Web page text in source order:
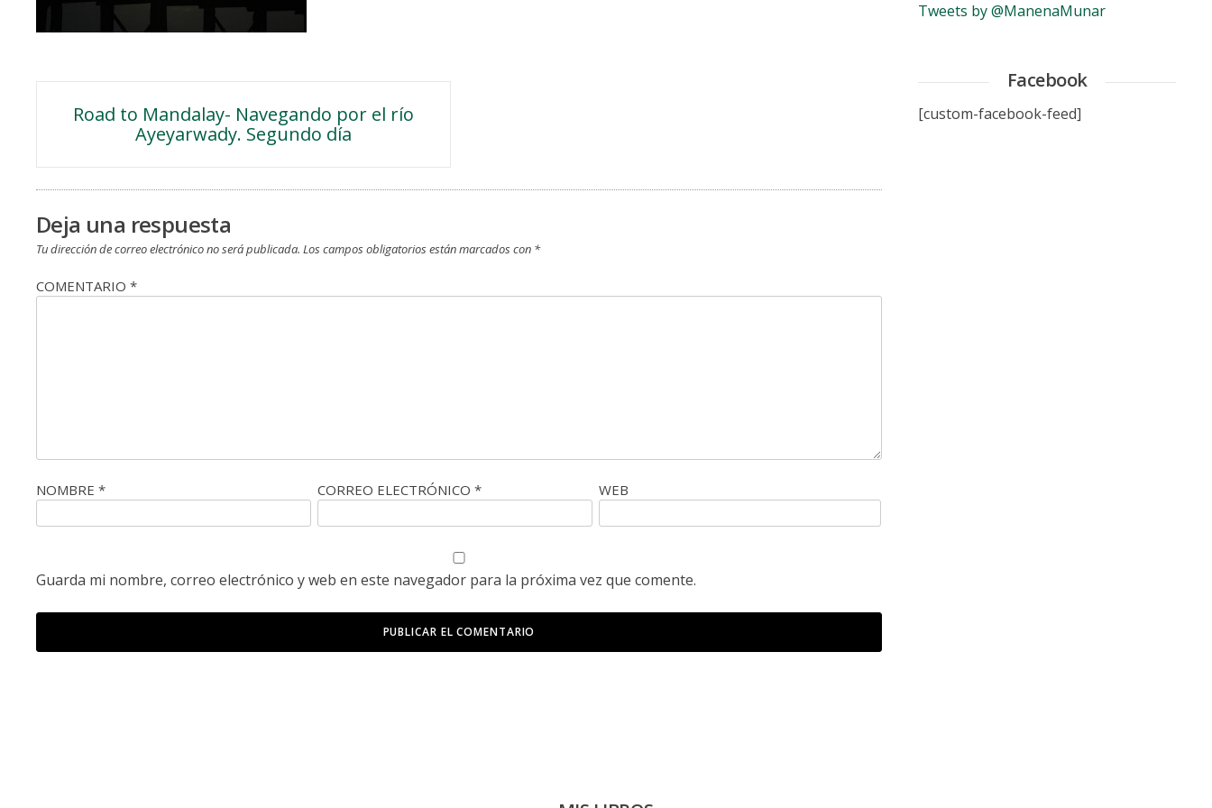
Navegación
entradas
Road to Mandalay- Navegando por el río
Ayeyarwady. Segundo día
Deja una respuesta
Tu dirección de correo electrónico no será publicada. Los campos obligatorios están marcados con *
COMENTARIO *
NOMBRE * CORREO ELECTRÓNICO* WEB
Guarda mi nombre, correo electrónico y web en este navegador para la próxima vez que comente.
Tweets by @ManenaMunar
Facebook
[custom-facebook-feed]